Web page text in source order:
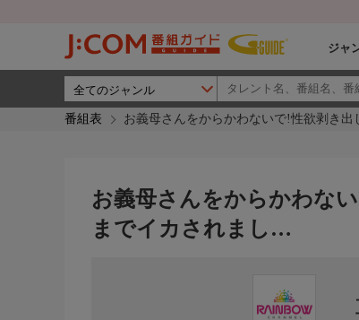
ジャ
番組表 お義母さんをからかわないで!性欲剥き
お義母さんをからかわな
までイカされまし…